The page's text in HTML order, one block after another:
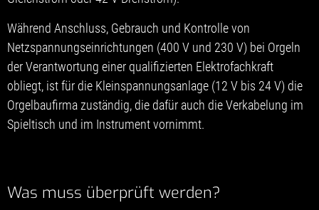
Während Anschluss, Gebrauch und Kontrolle von
Netzspannungseinrichtungen (400 V und 230 V) bei Orgeln
der Verantwortung einer qualifizierten Elektrofachkraft
obliegt, ist für die Kleinspannungsanlage (12 V bis 24 V) die
Orgelbaufirma zuständig, die dafür auch die Verkabelung im
Spieltisch und im Instrument vornimmt.
Was muss überprüft werden?